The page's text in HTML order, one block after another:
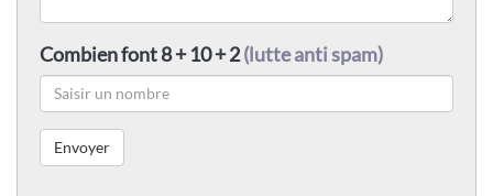
Combien font 8 + 10 + 2(lutte anti spam)